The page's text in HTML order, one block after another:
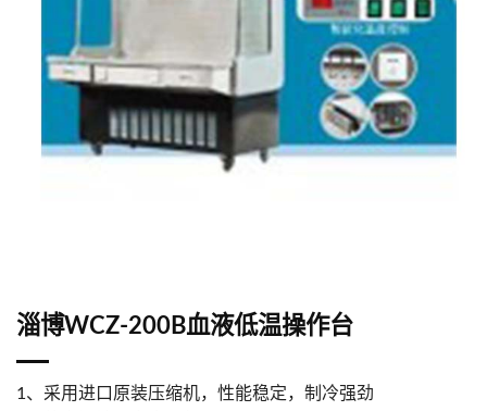
淄博WCZ-200B血液低温操作台
1、采用进口原装压缩机，性能稳定，制冷强劲